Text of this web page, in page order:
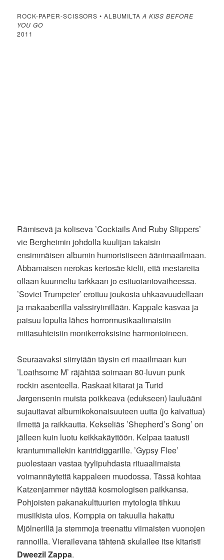
ROCK-PAPER-SCISSORS • ALBUMILTA A KISS BEFORE
YOU GO
2011
Rämisevä ja koliseva ’Cocktails And Ruby Slippers’
vie Bergheimin johdolla kuulijan takaisin
ensimmäisen albumin humoristiseen äänimaailmaan.
Abbamaisen nerokas kertosäe kielii, että mestareita
ollaan kuunneltu tarkkaan jo esituotantovaiheessa.
’Soviet Trumpeter’ erottuu joukosta uhkaavuudellaan
ja makaaberilla valssirytmillään. Kappale kasvaa ja
paisuu lopulta lähes horrormusikaalimaisiin
mittasuhteisiin monikerroksisine harmonioineen.
Seuraavaksi siirrytään täysin eri maailmaan kun
’Loathsome M’ räjähtää soimaan 80-luvun punk
rockin asenteella. Raskaat kitarat ja Turid
Jørgensenin muista poikkeava (edukseen) lauluääni
sujauttavat albumikokonaisuuteen uutta (jo kaivattua)
ilmettä ja raikkautta. Kekseliäs ’Shepherd’s Song’ on
jälleen kuin luotu keikkakäyttöön. Kelpaa taatusti
krantummallekin kantridiggarille. ’Gypsy Flee’
puolestaan vastaa tyylipuhdasta rituaalimaista
voimannäytettä kappaleen muodossa. Tässä kohtaa
Katzenjammer näyttää kosmologisen paikkansa.
Pohjoisten pakanakulttuurien mytologia tihkuu
musiikista ulos. Komppia on takuulla hakattu
Mjölnerillä ja stemmoja treenattu viimaisten vuonojen
rannoilla. Vierailevana tähtenä skulailee itse kitaristi
Dweezil Zappa.